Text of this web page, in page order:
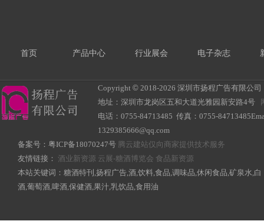
首页 产品中心 行业展会 电子杂志
Copyright © 2018-2026 深圳市扬程广告有限公
地址：深圳市龙岗区五和大道光雅园新安路4号
电话：0755-84713485 传真：0755-
1329385666@qq.com
备案号： 粤ICP备18070247号 腾云建站仅向商家提供技术服务
友情链接： 酒业新资源 云展-糖酒博览会 食品新资源
本站关键词：糖酒特刊,扬程广告,酒,饮料,食品,调味品,休闲食品,矿泉水,白
酒,葡萄酒,啤酒,保健酒,果汁,乳饮品,食用油